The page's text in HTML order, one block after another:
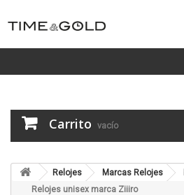
Carrito vacío
Relojes Marcas Relojes
Relojes unisex marca Ziiiro